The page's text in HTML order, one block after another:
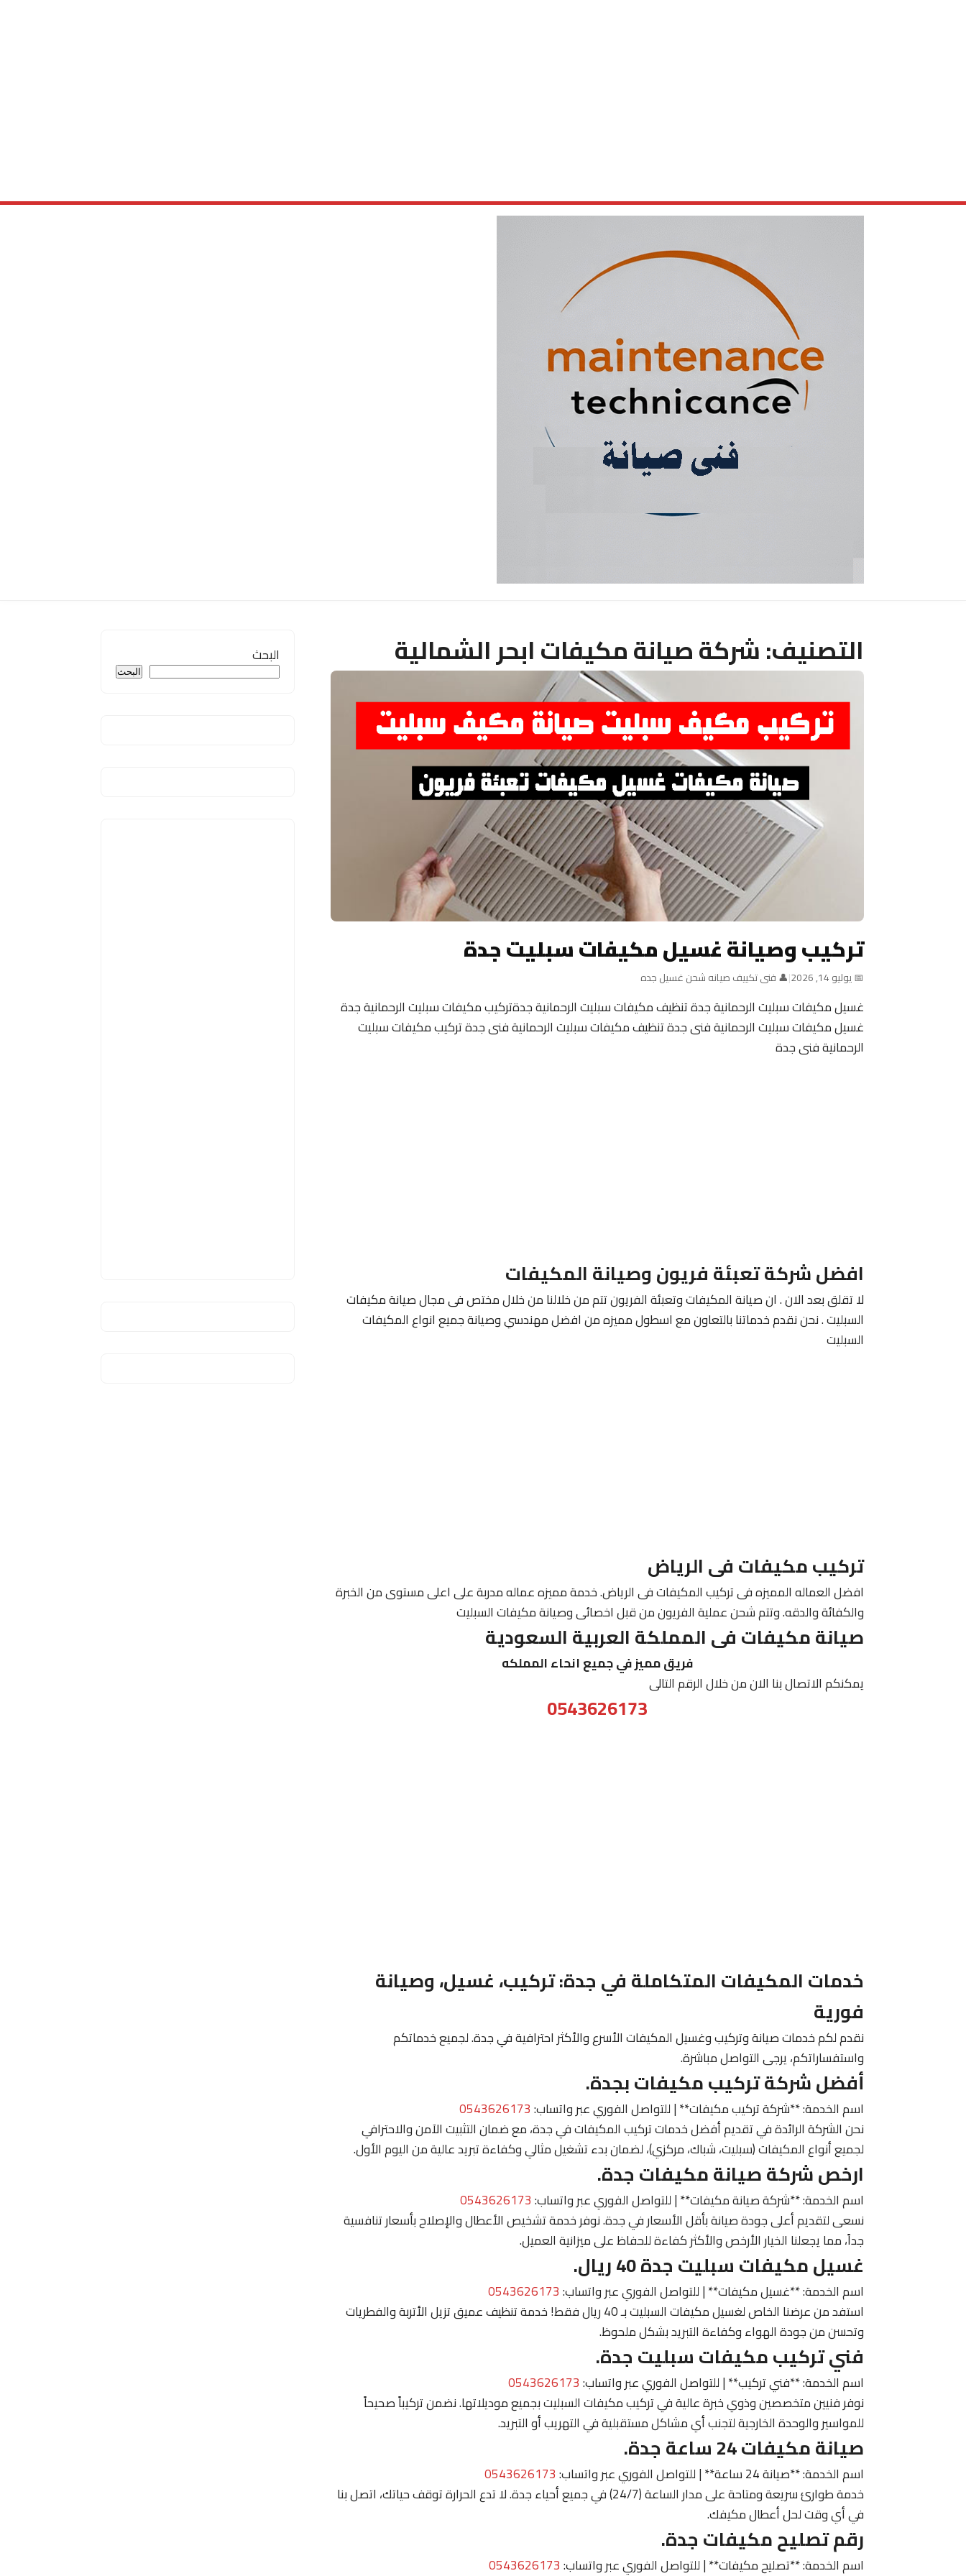
التصنيف:شركة صيانة مكيفات ابحر الشمالية
تركيب وصيانة غسيل مكيفات سبليت جدة
📅 يوليو 14, 2026 |👤 فنى تكييف صيانه شحن غسيل جده
غسيل مكيفات سبليت الرحمانية جدة تنظيف مكيفات سبليت الرحمانية جدةتركيب مكيفات سبليت الرحمانية جدة
غسيل مكيفات سبليت الرحمانية فنى جدة تنظيف مكيفات سبليت الرحمانية فنى جدة تركيب مكيفات سبليت
الرحمانية فنى جدة
افضل شركة تعبئة فريون وصيانة المكيفات
لا تقلق بعد الان . ان صيانة المكيفات وتعبئة الفريون تتم من خلالنا من خلال مختص فى مجال صيانة مكيفات
السبليت . نحن نقدم خدماتنا بالتعاون مع اسطول مميزه من افضل مهندسي وصيانة جميع انواع المكيفات
السبليت
تركيب مكيفات فى الرياض
افضل العماله المميزه فى تركيب المكيفات فى الرياض. خدمة مميزه عماله مدربة على اعلى مستوى من الخبرة
والكفائة والدقه. وتتم شحن عملية الفريون من قبل اخصائى وصيانة مكيفات السبليت
صيانة مكيفات فى المملكة العربية السعودية
فريق مميز في جميع انحاء المملكه
يمكنكم الاتصال بنا الان من خلال الرقم التالى
0543626173
خدمات المكيفات المتكاملة في جدة: تركيب، غسيل، وصيانة
فورية
نقدم لكم خدمات صيانة وتركيب وغسيل المكيفات الأسرع والأكثر احترافية في جدة. لجميع خدماتكم
واستفساراتكم، يرجى التواصل مباشرة.
أفضل شركة تركيب مكيفات بجدة.
اسم الخدمة: **شركة تركيب مكيفات** | للتواصل الفوري عبر واتساب:0543626173
نحن الشركة الرائدة في تقديم أفضل خدمات تركيب المكيفات في جدة، مع ضمان التثبيت الآمن والاحترافي
لجميع أنواع المكيفات (سبليت، شباك، مركزي)، لضمان بدء تشغيل مثالي وكفاءة تبريد عالية من اليوم الأول.
ارخص شركة صيانة مكيفات جدة.
اسم الخدمة: **شركة صيانة مكيفات** | للتواصل الفوري عبر واتساب:0543626173
نسعى لتقديم أعلى جودة صيانة بأقل الأسعار في جدة. نوفر خدمة تشخيص الأعطال والإصلاح بأسعار تنافسية
جداً، مما يجعلنا الخيار الأرخص والأكثر كفاءة للحفاظ على ميزانية العميل.
غسيل مكيفات سبليت جدة 40 ريال.
اسم الخدمة: **غسيل مكيفات** | للتواصل الفوري عبر واتساب:0543626173
استفد من عرضنا الخاص لغسيل مكيفات السبليت بـ 40 ريال فقط! خدمة تنظيف عميق تزيل الأتربة والفطريات
وتحسن من جودة الهواء وكفاءة التبريد بشكل ملحوظ.
فني تركيب مكيفات سبليت جدة.
اسم الخدمة: **فني تركيب** | للتواصل الفوري عبر واتساب:0543626173
نوفر فنيين متخصصين وذوي خبرة عالية في تركيب مكيفات السبليت بجميع موديلاتها. نضمن تركيباً صحيحاً
للمواسير والوحدة الخارجية لتجنب أي مشاكل مستقبلية في التهريب أو التبريد.
صيانة مكيفات 24 ساعة جدة.
اسم الخدمة: **صيانة 24 ساعة** | للتواصل الفوري عبر واتساب:
0543626173
خدمة طوارئ سريعة ومتاحة على مدار الساعة (24/7) في جميع أحياء جدة. لا تدع الحرارة توقف حياتك، اتصل بنا
في أي وقت لحل أعطال مكيفك.
رقم تصليح مكيفات جدة.
اسم الخدمة: **تصليح مكيفات** | للتواصل الفوري عبر واتساب:0543626173
البحث
البحث